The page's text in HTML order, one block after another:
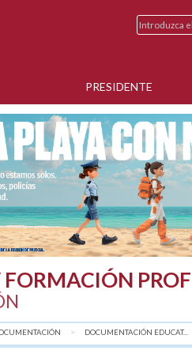
PRESIDENTE
DOCUMENTACIÓN EDUCAT...